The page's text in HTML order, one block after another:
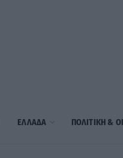
ΕΛΛΑΔΑ ΠΟΛΙΤΙΚΗ &